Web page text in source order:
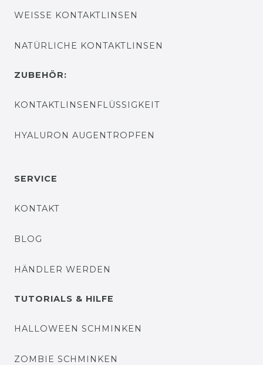
WEISSE KONTAKTLINSEN
NATÜRLICHE KONTAKTLINSEN
ZUBEHÖR:
KONTAKTLINSENFLÜSSIGKEIT
HYALURON AUGENTROPFEN
SERVICE
KONTAKT
BLOG
HÄNDLER WERDEN
TUTORIALS & HILFE
HALLOWEEN SCHMINKEN
ZOMBIE SCHMINKEN